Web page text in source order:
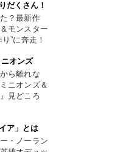
だくさん！
？最新作
モンスター
”に奔走！
オンズ
ら離れな
ニオンズ＆
見どころ
ア」とは
・ノーラン